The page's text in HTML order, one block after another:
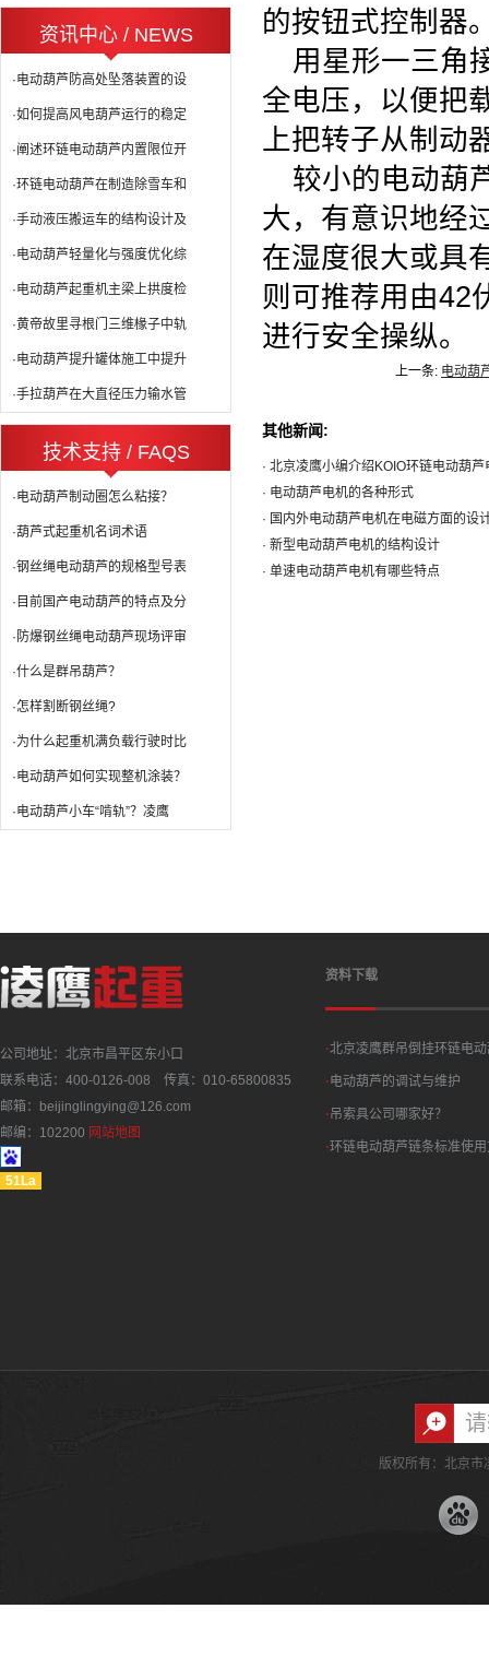
资讯中心 / NEWS
·电动葫芦防高处坠落装置的设
·如何提高风电葫芦运行的稳定
·阐述环链电动葫芦内置限位开
·环链电动葫芦在制造除雪车和
·手动液压搬运车的结构设计及
·电动葫芦轻量化与强度优化综
·电动葫芦起重机主梁上拱度检
·黄帝故里寻根门三维椽子中轨
·电动葫芦提升罐体施工中提升
·手拉葫芦在大直径压力输水管
技术支持 / FAQS
·电动葫芦制动圈怎么粘接？
·葫芦式起重机名词术语
·钢丝绳电动葫芦的规格型号表
·目前国产电动葫芦的特点及分
·防爆钢丝绳电动葫芦现场评审
·什么是群吊葫芦？
·怎样割断钢丝绳?
·为什么起重机满负载行驶时比
·电动葫芦如何实现整机涂装？
·电动葫芦小车“啃轨”？凌鹰
的按钮式控制器
用星形一三角
全电压，以便把
上把转子从制动
较小的电动葫
大，有意识地经
在湿度很大或具
则可推荐用由42
进行安全操纵。
上一条: 电动葫
其他新闻:
· 北京凌鹰小编介绍KOIO环链电动葫
· 电动葫芦电机的各种形式
· 国内外电动葫芦电机在电磁方面的设
· 新型电动葫芦电机的结构设计
· 单速电动葫芦电机有哪些特点
公司地址：北京市昌平区东小口
联系电话：400-0126-008 传真：010-65800835
邮箱：beijinglingying@126.com
邮编：102200 网站地图
51La
资料下载
·北京凌鹰群吊倒挂环链电
·电动葫芦的调试与维护
·吊索具公司哪家好？
·环链电动葫芦链条标准使
版权所有：北京